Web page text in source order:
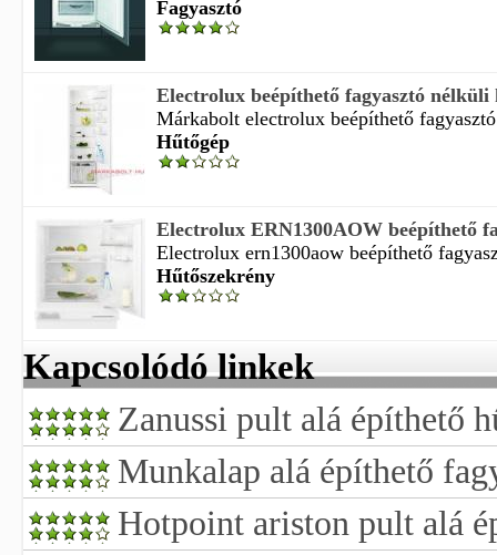
Fagyasztó
Electrolux beépíthető fagyasztó nélküli
Márkabolt electrolux beépíthető
Hűtőgép
Electrolux ERN1300AOW beépíthető
Electrolux ern1300aow beépíthető
Hűtőszekrény
Kapcsolódó linkek
Zanussi pult alá építhető
Munkalap alá építhető
Hotpoint ariston pult alá